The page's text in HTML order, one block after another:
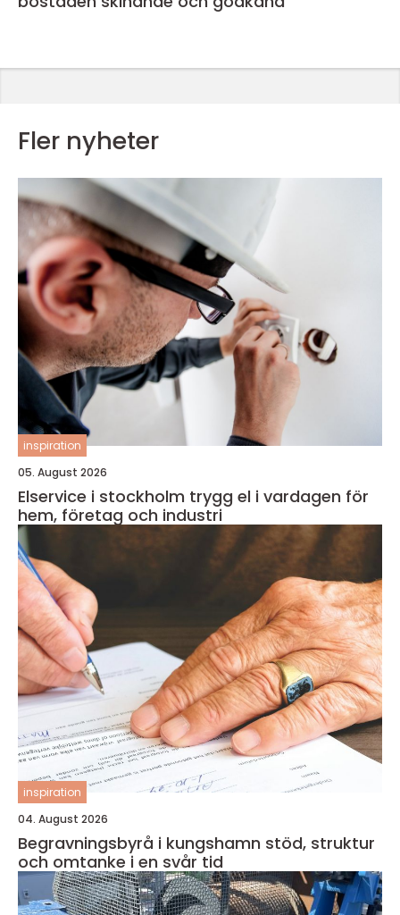
Fler nyheter
inspiration
05. August 2026
Elservice i stockholm trygg el i vardagen för
hem, företag och industri
inspiration
04. August 2026
Begravningsbyrå i kungshamn stöd, struktur
och omtanke i en svår tid